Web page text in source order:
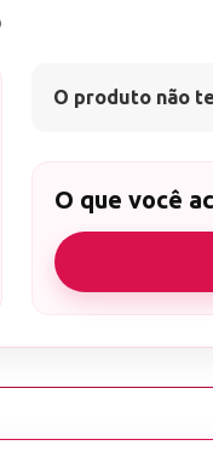
O produto não
O que você